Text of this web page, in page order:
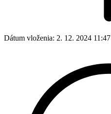
Dátum vloženia: 2. 12. 2024 11:47